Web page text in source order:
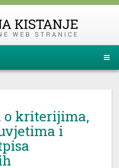
o kriterijima,
i